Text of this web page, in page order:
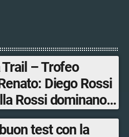
Trail – Trofeo
Diego Rossi
Rossi dominano
Valmalenco